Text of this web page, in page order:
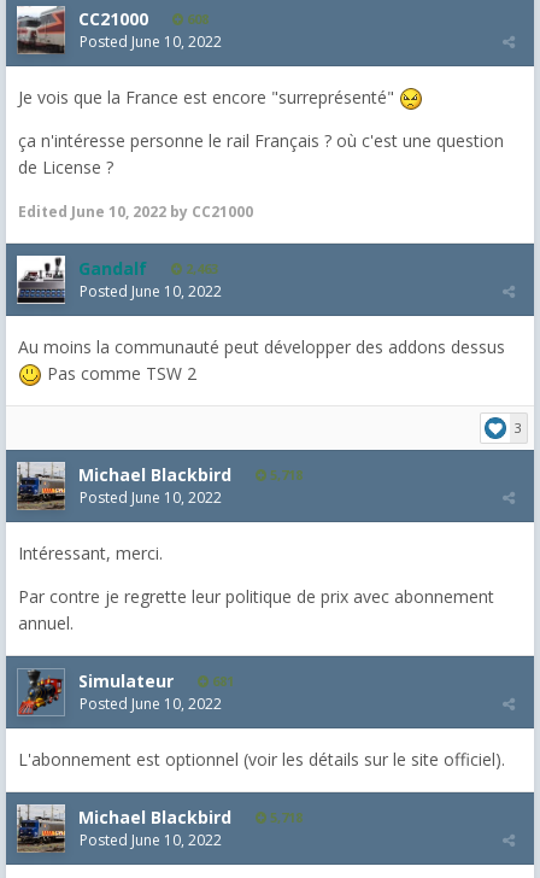
CC21000 608
Posted June 10, 2022
Je vois que la France est encore "surreprésenté"
ça n'intéresse personne le rail Français ? où c'est une question
de License ?
Edited June 10, 2022 by CC21000
Gandalf 2,463
Posted June 10, 2022
Au moins la communauté peut développer des addons dessus
Pas comme TSW 2
3
Michael Blackbird 5,718
Posted June 10, 2022
Intéressant, merci.
Par contre je regrette leur politique de prix avec abonnement
annuel.
Simulateur 681
Posted June 10, 2022
L'abonnement est optionnel (voir les détails sur le site officiel).
Michael Blackbird 5,718
Posted June 10, 2022